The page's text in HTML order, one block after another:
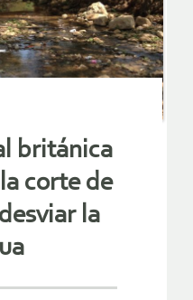
británica
corte de
la